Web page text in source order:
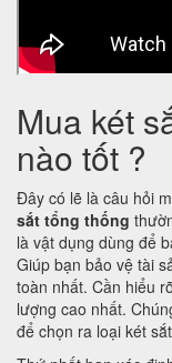
Mua két
nào tốt ?
Đây có lẽ là câu hỏi
sắt tổng thống
là vật dụng dùng để
Giúp bạn bảo vệ tài
toàn nhất. Cần hiểu
lượng cao nhất.
để chọn ra loại két